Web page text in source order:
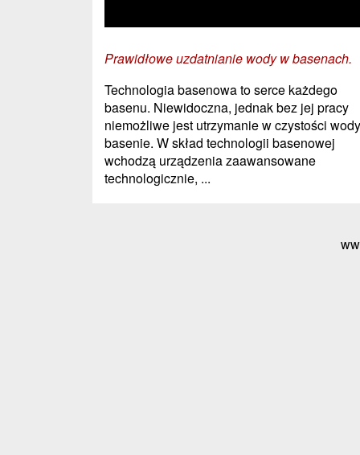
Prawidłowe uzdatnianie wody w basenach.
Technologia basenowa to serce każdego
basenu. Niewidoczna, jednak bez jej pracy
niemożliwe jest utrzymanie w czystości
basenie. W skład technologii basenowej
wchodzą urządzenia zaawansowane
technologicznie, ...